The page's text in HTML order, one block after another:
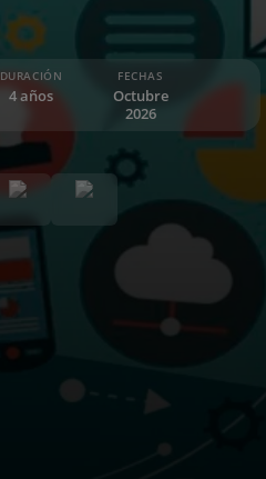
DURACIÓN
4 años
FECHAS
Octubre
2026